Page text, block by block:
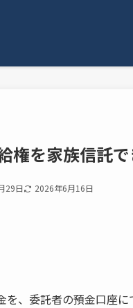
権を家族信託
29日 2026年6月16日
を、委託者の預金口座